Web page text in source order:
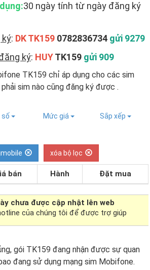
30 ngày tính từ ngày đăng ký
ký: DK TK159 0782836734 gửi 9279
ký: HUYTK159 gửi 909
TK159 chỉ áp dụng cho các sim
sim nào cũng đăng ký được ​.
số Mức giá Sắp xếp
xóa bộ lọc
bán Hành Đặt mua
chưa được cập nhật lên web
của chúng tôi để được trợ giúp
gói TK159 đang nhận được sự quan
đang sử dụng mạng sim Mobifone.